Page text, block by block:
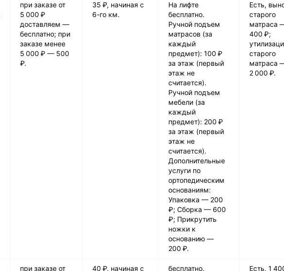
при заказе от
5 000 ₽
доставляем —
бесплатно; при
заказе менее
5 000 ₽ — 500
₽.
35 ₽, начиная с
6-го км.
На лифте
бесплатно.
Ручной подъем
матрасов (за
каждый
предмет): 100 ₽
за этаж (первый
этаж не
считается).
Ручной подъем
мебели (за
каждый
предмет): 200 ₽
за этаж (первый
этаж не
считается).
Дополнительные
услуги по
ортопедическим
основаниям:
Упаковка — 200
₽; Сборка — 600
₽; Прикрутить
ножки к
основанию —
200 ₽.
Есть,
старого
матраса
400 ₽;
старого
матраса
2 000 ₽.
при заказе от
40 ₽, начиная с
бесплатно.
Есть, 1